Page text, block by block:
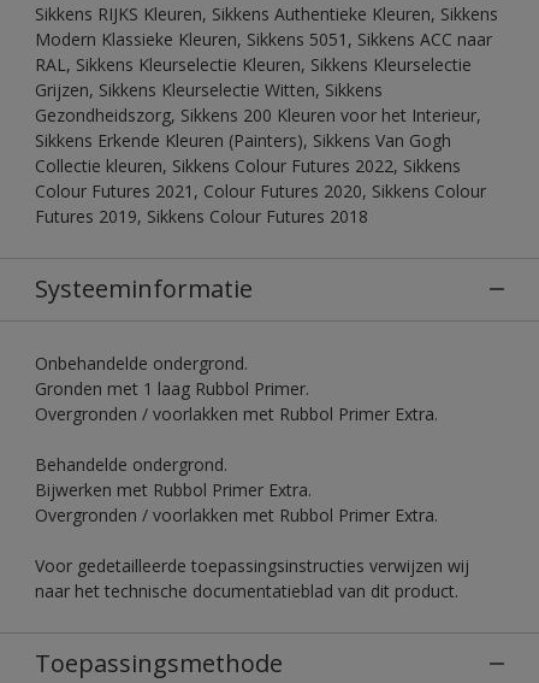
Sikkens RIJKS Kleuren, Sikkens Authentieke Kleuren, Sikkens
Modern Klassieke Kleuren, Sikkens 5051, Sikkens ACC naar
RAL, Sikkens Kleurselectie Kleuren, Sikkens Kleurselectie
Grijzen, Sikkens Kleurselectie Witten, Sikkens
Gezondheidszorg, Sikkens 200 Kleuren voor het Interieur,
Sikkens Erkende Kleuren (Painters), Sikkens Van Gogh
Collectie kleuren, Sikkens Colour Futures 2022, Sikkens
Colour Futures 2021, Colour Futures 2020, Sikkens Colour
Futures 2019, Sikkens Colour Futures 2018
Systeeminformatie
Onbehandelde ondergrond.
Gronden met 1 laag Rubbol Primer.
Overgronden / voorlakken met Rubbol Primer Extra.
Behandelde ondergrond.
Bijwerken met Rubbol Primer Extra.
Overgronden / voorlakken met Rubbol Primer Extra.
Voor gedetailleerde toepassingsinstructies verwijzen wij
naar het technische documentatieblad van dit product.
Toepassingsmethode